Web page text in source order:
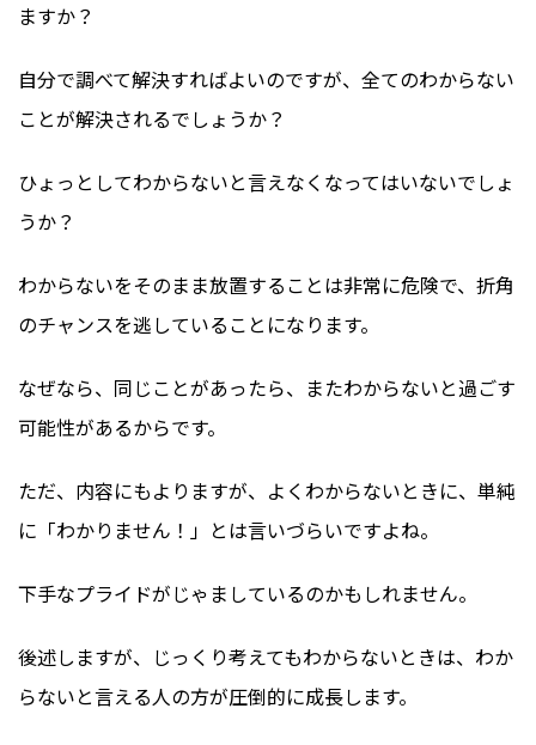
ますか？
自分で調べて解決すればよいのですが、全てのわからない
ことが解決されるでしょうか？
ひょっとしてわからないと言えなくなってはいないでしょ
うか？
わからないをそのまま放置することは非常に危険で、折角
のチャンスを逃していることになります。
なぜなら、同じことがあったら、またわからないと過ごす
可能性があるからです。
ただ、内容にもよりますが、よくわからないときに、単純
に「わかりません！」とは言いづらいですよね。
下手なプライドがじゃましているのかもしれません。
後述しますが、じっくり考えてもわからないときは、わか
らないと言える人の方が圧倒的に成長します。